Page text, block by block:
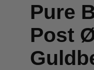
Pure
Post